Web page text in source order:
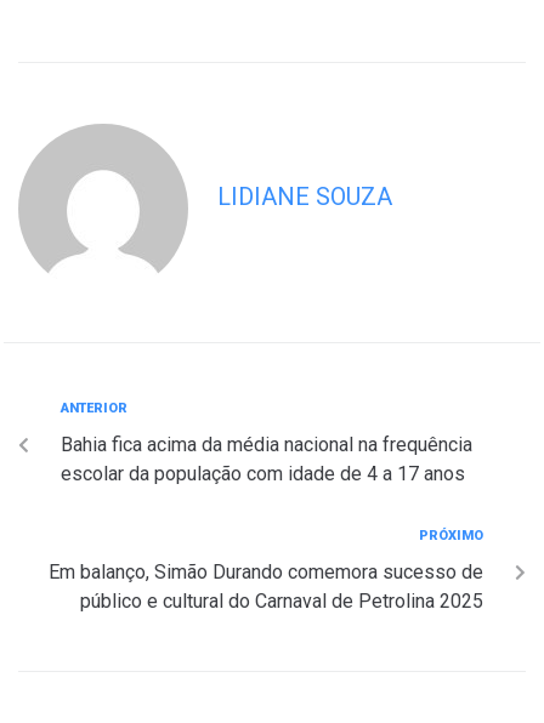
LIDIANE SOUZA
ANTERIOR
Bahia fica acima da média nacional na frequência
escolar da população com idade de 4 a 17 anos
PRÓXIMO
Em balanço, Simão Durando comemora sucesso de
público e cultural do Carnaval de Petrolina 2025